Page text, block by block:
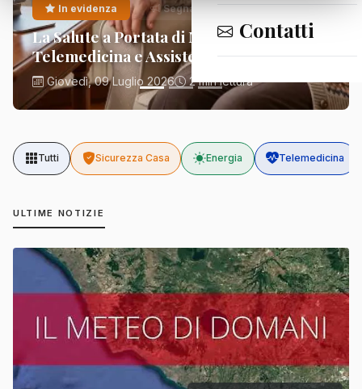
Contatti
In evidenza Segnalazioni
La Salute a Portata di Mano:
Telemedicina e Assistenza Domiciliare
Giovedì, 09 Luglio 2026 2 min lettura
Tutti Sicurezza Casa Energia Telemedicina
ULTIME NOTIZIE